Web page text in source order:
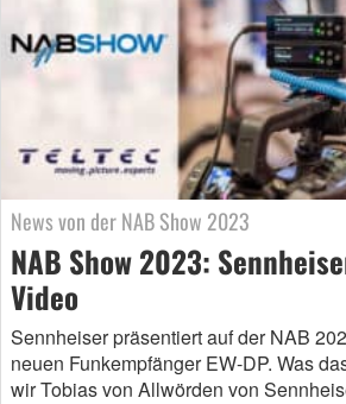
News von der NAB Show 2023
NAB Show 2023:
Video
Sennheiser präsentiert auf der NAB
neuen Funkempfänger EW-DP. Was
wir Tobias von Allwörden von